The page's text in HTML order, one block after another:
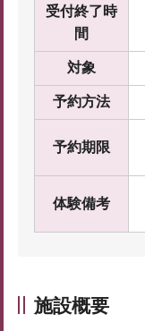
受付終了時
間
対象
予約方法
予約期限
体験備考
施設概要